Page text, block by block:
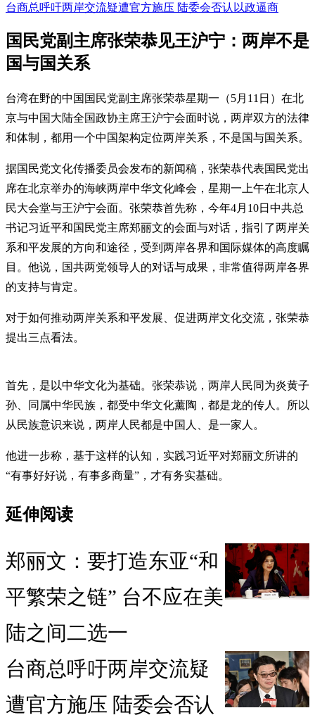
台商总呼吁两岸交流疑遭官方施压 陆委会否认以政逼商
国民党副主席张荣恭见王沪宁：两岸不是
国与国关系
台湾在野的中国国民党副主席张荣恭星期一（5月11日）在北
京与中国大陆全国政协主席王沪宁会面时说，两岸双方的法律
和体制，都用一个中国架构定位两岸关系，不是国与国关系。
据国民党文化传播委员会发布的新闻稿，张荣恭代表国民党出
席在北京举办的海峡两岸中华文化峰会，星期一上午在北京人
民大会堂与王沪宁会面。张荣恭首先称，今年4月10日中共总
书记习近平和国民党主席郑丽文的会面与对话，指引了两岸关
系和平发展的方向和途径，受到两岸各界和国际媒体的高度瞩
目。他说，国共两党领导人的对话与成果，非常值得两岸各界
的支持与肯定。
对于如何推动两岸关系和平发展、促进两岸文化交流，张荣恭
提出三点看法。
首先，是以中华文化为基础。张荣恭说，两岸人民同为炎黄子
孙、同属中华民族，都受中华文化薰陶，都是龙的传人。所以
从民族意识来说，两岸人民都是中国人、是一家人。
他进一步称，基于这样的认知，实践习近平对郑丽文所讲的
“有事好好说，有事多商量”，才有务实基础。
延伸阅读
郑丽文：要打造东亚“和
平繁荣之链” 台不应在美
陆之间二选一
台商总呼吁两岸交流疑
遭官方施压 陆委会否认